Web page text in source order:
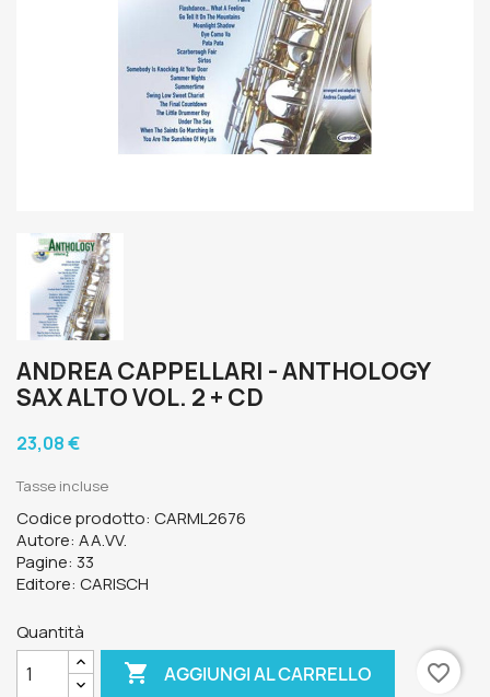
ANDREA CAPPELLARI - ANTHOLOGY
SAX ALTO VOL. 2 + CD
23,08 €
Tasse incluse
Codice prodotto: CARML2676
Autore: AA.VV.
Pagine: 33
Editore: CARISCH
Quantità
 AGGIUNGI AL CARRELLO
favorite_border